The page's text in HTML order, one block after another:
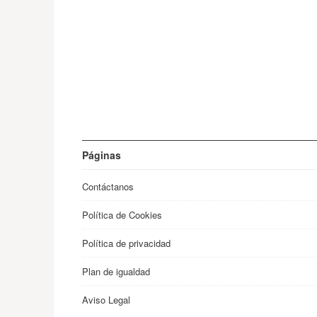
Páginas
Contáctanos
Política de Cookies
Política de privacidad
Plan de igualdad
Aviso Legal